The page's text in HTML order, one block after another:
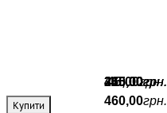
215,00грн.
Купити
365,00грн.
Купити
460,00грн.
Купити 460,00грн.
45,00грн.
Купити